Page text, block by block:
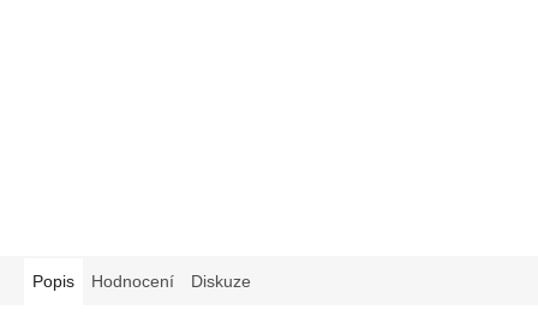
Popis Hodnocení Diskuze